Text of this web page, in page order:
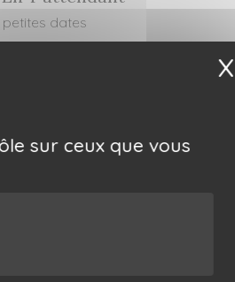
sur ceux que vous
X
petites dates